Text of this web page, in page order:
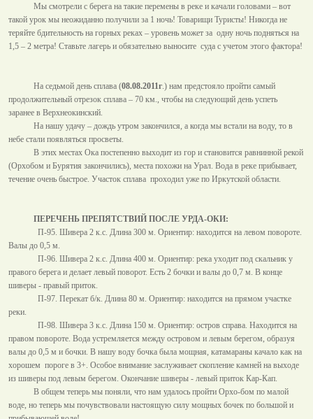
Мы смотрели с берега на такие перемены в реке и качали головами – вот
такой урок мы неожиданно получили за 1 ночь! Товарищи Туристы! Никогда не
теряйте бдительность на горных реках – уровень может за одну ночь подняться на
1,5 – 2 метра! Ставьте лагерь и обязательно выносите суда с учетом этого фактора!
На седьмой день сплава (08.08.2011г.) нам предстояло пройти самый
продолжительный отрезок сплава – 70 км., чтобы на следующий день успеть
заранее в Верхнеокинский.
На нашу удачу – дождь утром закончился, а когда мы встали на воду, то в
небе стали появляться просветы.
В этих местах Ока постепенно выходит из гор и становится равнинной рекой
(Орхобом и Бурятия закончились), места похожи на Урал. Вода в реке прибывает,
течение очень быстрое. Участок сплава проходил уже по Иркутской области.
ПЕРЕЧЕНЬ ПРЕПЯТСТВИЙ ПОСЛЕ УРДА-ОКИ:
П-95. Шивера 2 к.с. Длина 300 м. Ориентир: находится на левом повороте.
Валы до 0,5 м.
П-96. Шивера 2 к.с. Длина 400 м. Ориентир: река уходит под скальник у
правого берега и делает левый поворот. Есть 2 бочки и валы до 0,7 м. В конце
шиверы - правый приток.
П-97. Перекат б/к. Длина 80 м. Ориентир: находится на прямом участке
реки.
П-98. Шивера 3 к.с. Длина 150 м. Ориентир: остров справа. Находится на
правом повороте. Вода устремляется между островом и левым берегом, образуя
валы до 0,5 м и бочки. В нашу воду бочка была мощная, катамараны качало как на
хорошем пороге в 3+. Особое внимание заслуживает скопление камней на выходе
из шиверы под левым берегом. Окончание шиверы - левый приток Кар-Кап.
В общем теперь мы поняли, что нам удалось пройти Орхо-бом по малой
воде, но теперь мы почувствовали настоящую силу мощных бочек по большой и